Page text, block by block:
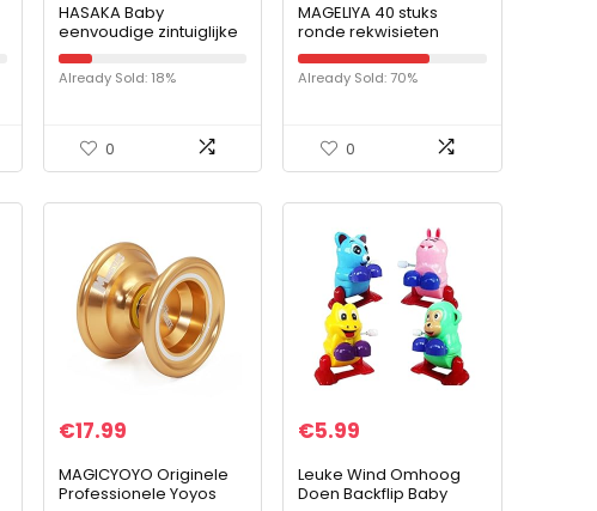
HASAKA Baby
eenvoudige zintuiglijke
speelgoed stress
verlichting zorgen en
angst, puzzel vroeg
Already Sold: 18%
0
MAGELIYA 40 stuks
ronde rekwisieten
vormen zachte
accessoires kinderen
handgereedschap
Already Sold: 70%
0
€17.99
MAGICYOYO Originele
Professionele Yoyos
€5.99
Leuke Wind Omhoog
Doen Backflip Baby